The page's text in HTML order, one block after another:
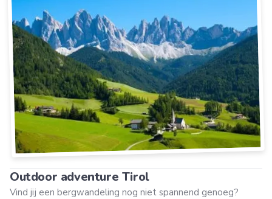
Outdoor adventure Tirol
Vind jij een bergwandeling nog niet spannend genoeg?